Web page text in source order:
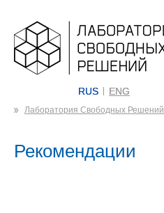
RUS ENG
Лаборатория Свободных Решений
Рекомендации